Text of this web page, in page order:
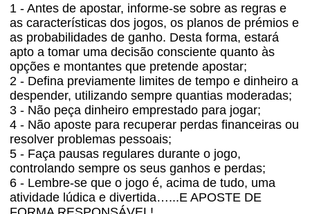
1 - Antes de apostar, informe-se sobre as regras e
as características dos jogos, os planos de prémios e
as probabilidades de ganho. Desta forma, estará
apto a tomar uma decisão consciente quanto às
opções e montantes que pretende apostar;
2 - Defina previamente limites de tempo e dinheiro a
despender, utilizando sempre quantias moderadas;
3 - Não peça dinheiro emprestado para jogar;
4 - Não aposte para recuperar perdas financeiras ou
resolver problemas pessoais;
5 - Faça pausas regulares durante o jogo,
controlando sempre os seus ganhos e perdas;
6 - Lembre-se que o jogo é, acima de tudo, uma
atividade lúdica e divertida…...E APOSTE DE